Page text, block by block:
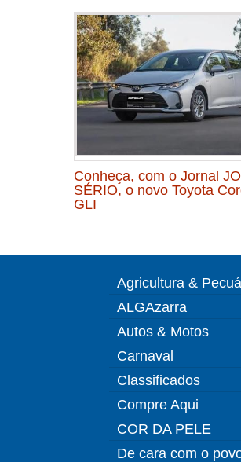
Conheça, com o Jornal
SÉRIO, o novo Toyota
GLI
Agricultura &
ALGAzarra
Autos & Motos
Carnaval
Classificados
Compre Aqui
COR DA PELE
De cara com o